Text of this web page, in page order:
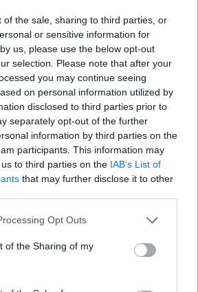
of the sale, sharing to third parties, or
or sensitive information for
us, please use the below opt-out
selection. Please note that after your
you may continue seeing
on personal information utilized by
disclosed to third parties prior to
separately opt-out of the further
information by third parties on the
participants. This information may
to third parties on the IAB’s List of
that may further disclose it to other
website/app uses one or more Google
or usage behaviour. You may click to
to Google and its third-party tags to
specified purposes in below Google
Opt Outs
of the Sharing of my
rozmaringolajat
hajamra, az eredmény